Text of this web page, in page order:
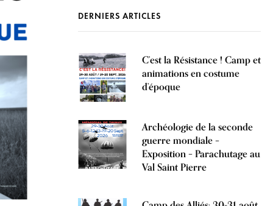
DERNIERS ARTICLES
C’est la Résistance ! Camp et
animations en costume
d’époque
Archéologie de la seconde
guerre mondiale –
Exposition – Parachutage au
Val Saint Pierre